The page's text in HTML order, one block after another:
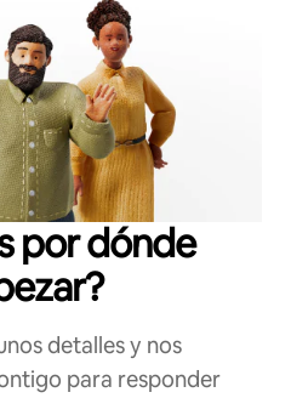
por dónde
detalles y nos
para responder